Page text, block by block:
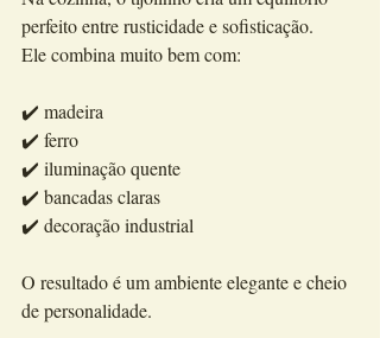
perfeito entre rusticidade e sofisticação.
Ele combina muito bem com:
✔️ madeira
✔️ ferro
✔️ iluminação quente
✔️ bancadas claras
✔️ decoração industrial
O resultado é um ambiente elegante e cheio
de personalidade.